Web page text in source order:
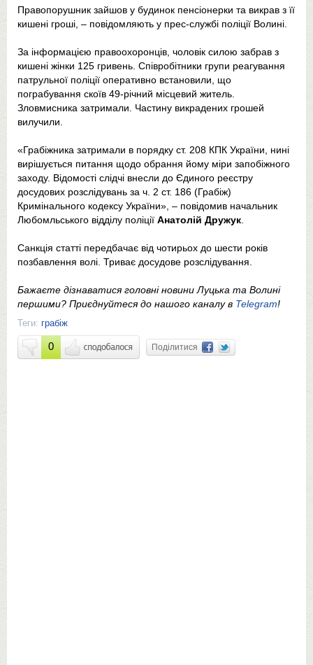
Правопорушник зайшов у будинок пенсіонерки та викрав з її
кишені гроші, – повідомляють у прес-службі поліції Волині.
За інформацією правоохоронців, чоловік силою забрав з
кишені жінки 125 гривень. Співробітники групи реагування
патрульної поліції оперативно встановили, що
пограбування скоїв 49-річний місцевий житель.
Зловмисника затримали. Частину викрадених грошей
вилучили.
«Грабіжника затримали в порядку ст. 208 КПК України, нині
вирішується питання щодо обрання йому міри запобіжного
заходу. Відомості слідчі внесли до Єдиного реєстру
досудових розслідувань за ч. 2 ст. 186 (Грабіж)
Кримінального кодексу України», – повідомив начальник
Любомльського відділу поліції Анатолій Дружук
Санкція статті передбачає від чотирьох до шести років
позбавлення волі. Триває досудове розслідування.
Бажаєте дізнаватися головні новини Луцька та Волині
першими? Приєднуйтеся до нашого каналу в Telegram!
Теги: грабіж
0 Поділитися